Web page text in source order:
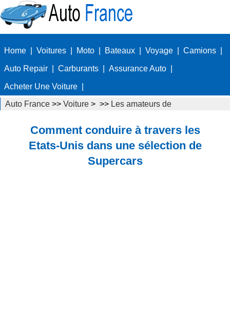
Home Voitures Moto Bateaux Voyage Camions
Auto Repair Carburants Assurance Auto
Acheter Une Voiture
Auto France >> Voiture > >> Les amateurs de
Comment conduire à travers les
Etats-Unis dans une sélection de
Supercars